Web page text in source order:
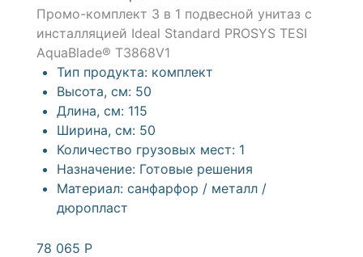
Промо-комплект 3 в 1 подвесной унитаз с
инсталляцией Ideal Standard PROSYS TESI
AquaBlade® T3868V1
Тип продукта: комплект
Высота, см: 50
Длина, см: 115
Ширина, см: 50
Количество грузовых мест: 1
Назначение: Готовые решения
Материал: санфарфор / металл /
дюропласт
78 065 Р